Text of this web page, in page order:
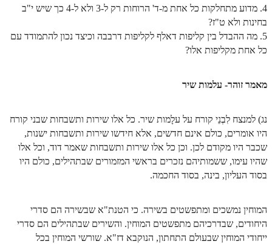
הזוהר הקדוש ויגש מתחילים
הזוהר הקדוש ויגש מתקדמים
הזוהר הקדוש ויחי מתחילים
הזוהר הקדוש שמות מתחילים
הזוהר הקדוש שמות מתקדמים
הזוהר הקדוש וארא מתחילים
הזוהר הקדוש בא מתחילים
הזוהר הקדוש בא מתקדמים
4. מדוע מתחלקות כל אחת מ-ד' הרוחות רק ל-3 ולא ל-4 כך שיש י"ב
בחינות ולא ט"ז?
5. מה ההבדל בין קליפות דאלף לקליפות דרבבה וכיצד נכון להתמודד עם
כל אחת מקליפות אלו?
מאמר זוהר- עלמות שיר
נג) למנצח לִבְנֵי קורח על עלָמות שיר. כל אלו שירות ותשבחות שבני קורח
היו אומרים, כולם אינם חדשים, אלא חידשו שירות ותשבחות ישנות,
שכבר היו מקודם לכן. וכן כל אלו שירות ותשבחות שאמר דוד, וכל אלו
שהיו עימו, ששמותיהם נזכרים בראשי המזמורים שבתהילים, כולם היו
בסוד העליון, בינה, בסוד החכמה.
המוחין נמשכים ומתפשטים בשירה. כי הטנת"א שבשירה הם סדרי
היחודים, שבדרכיהם מתפשטים המוחין. והשירים שבתהילים הם סדרי
ייחודי המוחין שבעולם התחתון, הנוקבא דז"א. שורשי המוחין בכל